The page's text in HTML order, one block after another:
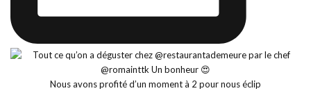
Nous avons profité d’un moment à 2 pour nous éclip